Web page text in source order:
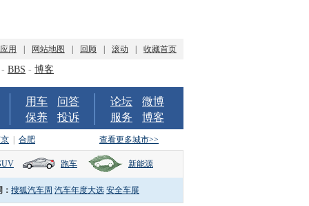
用 网站地图 回顾 滚动 收藏首页
- BBS - 博客
用车
问答
保养
投诉
论坛
微博
服务
博客
查看更多城市>>
合肥
跑车 新能源
搜狐汽车周 汽车年度大选 安全车展